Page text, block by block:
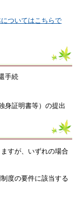
ついてはこちらで
手続
身証明書等）の提出
すが、いずれの場合
度の要件に該当する